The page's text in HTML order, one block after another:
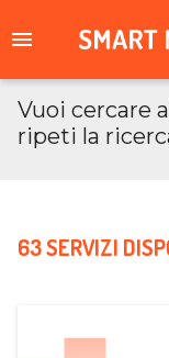
Vuoi cercare
ripeti la
63 SERVIZI